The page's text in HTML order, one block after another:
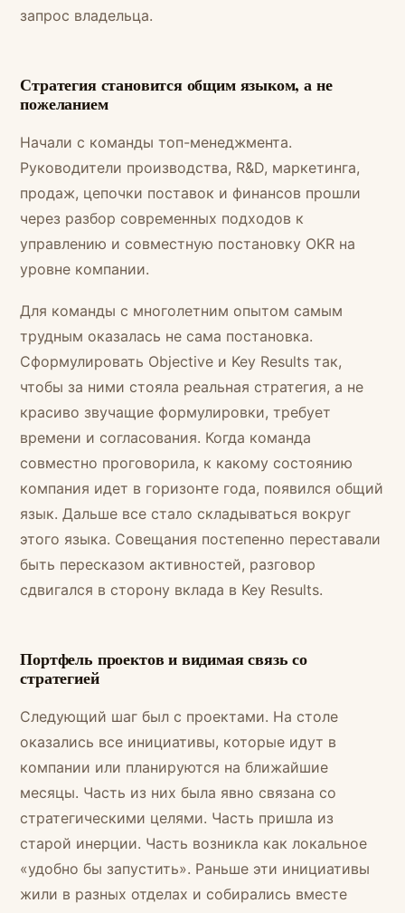
запрос владельца.
Стратегия становится общим языком, а не
пожеланием
Начали с команды топ-менеджмента.
Руководители производства, R&D, маркетинга,
продаж, цепочки поставок и финансов прошли
через разбор современных подходов к
управлению и совместную постановку OKR на
уровне компании.
Для команды с многолетним опытом самым
трудным оказалась не сама постановка.
Сформулировать Objective и Key Results так,
чтобы за ними стояла реальная стратегия, а не
красиво звучащие формулировки, требует
времени и согласования. Когда команда
совместно проговорила, к какому состоянию
компания идет в горизонте года, появился общий
язык. Дальше все стало складываться вокруг
этого языка. Совещания постепенно переставали
быть пересказом активностей, разговор
сдвигался в сторону вклада в Key Results.
Портфель проектов и видимая связь со
стратегией
Следующий шаг был с проектами. На столе
оказались все инициативы, которые идут в
компании или планируются на ближайшие
месяцы. Часть из них была явно связана со
стратегическими целями. Часть пришла из
старой инерции. Часть возникла как локальное
«удобно бы запустить». Раньше эти инициативы
жили в разных отделах и собирались вместе